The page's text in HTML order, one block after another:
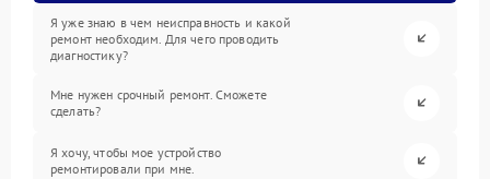
Я уже знаю в чем неисправность и какой
ремонт необходим. Для чего проводить
диагностику?
Мне нужен срочный ремонт. Сможете
сделать?
Я хочу, чтобы мое устройство
ремонтировали при мне.